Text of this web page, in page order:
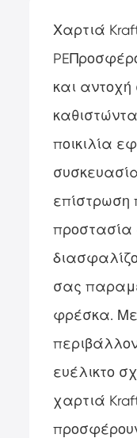
Χαρτιά
PE
και
ποικιλία
επίστρωση
σας
φρέσκα. Με
ευέλικτο
χαρτιά